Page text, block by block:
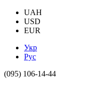
UAH
USD
EUR
Укр
Рус
(095) 106-14-44